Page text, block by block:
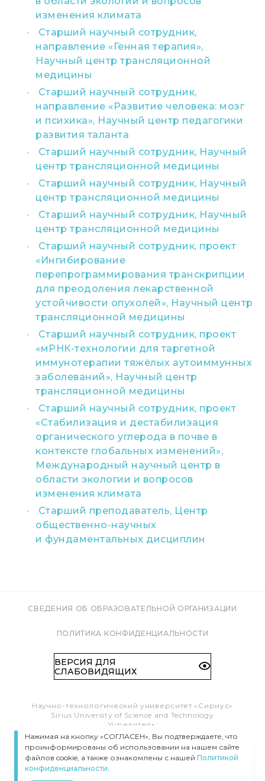
изменения климата
Старший научный сотрудник,
направление «Генная терапия»,
Научный центр трансляционной
медицины
Старший научный сотрудник,
направление «Развитие человека: мозг
и психика», Научный центр педагогики
развития таланта
Старший научный сотрудник, Научный
центр трансляционной медицины
Старший научный сотрудник, Научный
центр трансляционной медицины
Старший научный сотрудник, Научный
центр трансляционной медицины
Старший научный сотрудник, проект
«Ингибирование
перепрограммирования транскрипции
для преодоления лекарственной
устойчивости опухолей», Научный центр
трансляционной медицины
Старший научный сотрудник, проект
«мРНК-технологии для таргетной
иммунотерапии тяжёлых аутоиммунных
заболеваний», Научный центр
трансляционной медицины
Старший научный сотрудник, проект
«Стабилизация и дестабилизация
органического углерода в почве в
контексте глобальных изменений»,
Международный научный центр в
области экологии и вопросов
изменения климата
Старший преподаватель, Центр
общественно-научных
и фундаментальных дисциплин
СВЕДЕНИЯ ОБ ОБРАЗОВАТЕЛЬНОЙ ОРГАНИЗАЦИИ
ПОЛИТИКА КОНФИДЕНЦИАЛЬНОСТИ
ВЕРСИЯ ДЛЯ
СЛАБОВИДЯЩИХ
Научно-технологический университет «Сириус»
Sirius University of Science and Technology
Учредитель:
Образовательный Фонд «Талант и успех»
Федеральная территория «Сириус»,
Тел.:8 (800) 100 41 55
info@siriusuniversity.ru
Нажимая на кнопку «СОГЛАСЕН», Вы подтверждаете, что
проинформированы об использовании на нашем сайте
файлов cookie, а также ознакомлены с нашей Политикой
конфиденциальности.